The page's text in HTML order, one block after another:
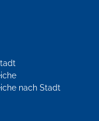
nach Stadt